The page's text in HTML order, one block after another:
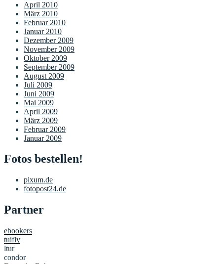
April 2010
März 2010
Februar 2010
Januar 2010
Dezember 2009
November 2009
Oktober 2009
September 2009
August 2009
Juli 2009
Juni 2009
Mai 2009
April 2009
März 2009
Februar 2009
Januar 2009
Fotos bestellen!
pixum.de
fotopost24.de
Partner
ebookers
tuifly
ltur
condor